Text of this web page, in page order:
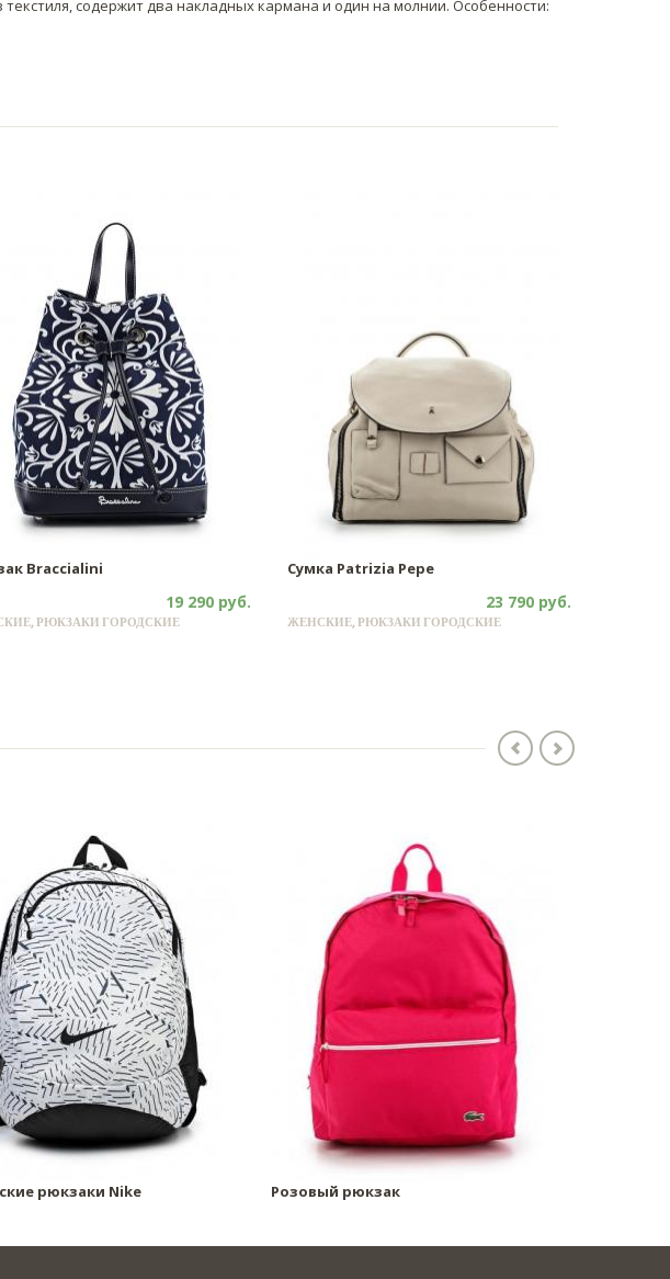
содержит два накладных кармана и один на молнии. Особенности:
Braccialini
19 290 руб.
РЮКЗАКИ ГОРОДСКИЕ
Сумка Patrizia Pepe
23 790 руб.
ЖЕНСКИЕ, РЮКЗАКИ ГОРОДСКИЕ
рюкзаки Nike Розовый рюкзак